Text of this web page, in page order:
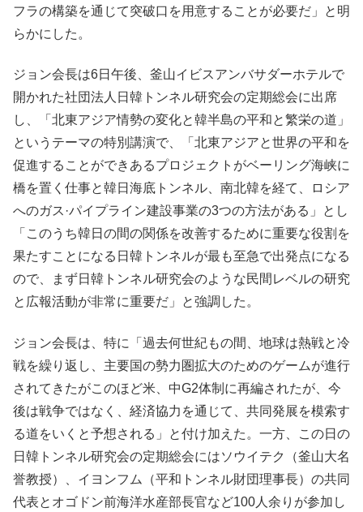
フラの構築を通じて突破口を用意することが必要だ」と明
らかにした。
ジョン会長は6日午後、釜山イビスアンバサダーホテルで
開かれた社団法人日韓トンネル研究会の定期総会に出席
し、「北東アジア情勢の変化と韓半島の平和と繁栄の道」
というテーマの特別講演で、「北東アジアと世界の平和を
促進することができあるプロジェクトがベーリング海峡に
橋を置く仕事と韓日海底トンネル、南北韓を経て、ロシア
へのガス·パイプライン建設事業の3つの方法がある」とし
「このうち韓日の間の関係を改善するために重要な役割を
果たすことになる日韓トンネルが最も至急で出発点になる
ので、まず日韓トンネル研究会のような民間レベルの研究
と広報活動が非常に重要だ」と強調した。
ジョン会長は、特に「過去何世紀もの間、地球は熱戦と冷
戦を繰り返し、主要国の勢力圏拡大のためのゲームが進行
されてきたがこのほど米、中G2体制に再編されたが、今
後は戦争ではなく、経済協力を通じて、共同発展を模索す
る道をいくと予想される」と付け加えた。一方、この日の
日韓トンネル研究会の定期総会にはソウイテク（釜山大名
誉教授）、イヨンフム（平和トンネル財団理事長）の共同
代表とオゴドン前海洋水産部長官など100人余りが参加し